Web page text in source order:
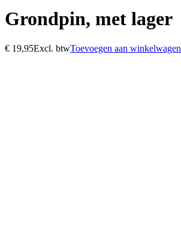
Grondpin, met lager
€ 19,95Excl. btwToevoegen aan winkelwagen